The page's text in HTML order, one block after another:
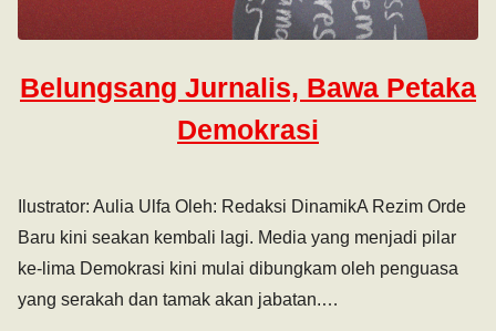
Belungsang Jurnalis, Bawa Petaka
Demokrasi
Ilustrator: Aulia Ulfa Oleh: Redaksi DinamikA Rezim Orde
Baru kini seakan kembali lagi. Media yang menjadi pilar
ke-lima Demokrasi kini mulai dibungkam oleh penguasa
yang serakah dan tamak akan jabatan.…